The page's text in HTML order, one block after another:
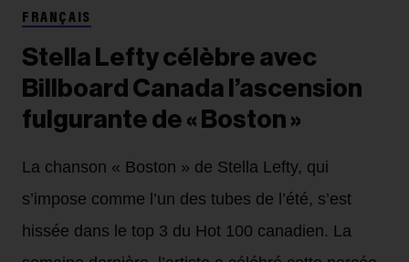
FRANÇAIS
Stella Lefty célèbre avec
Billboard Canada l’ascension
fulgurante de « Boston »
La chanson « Boston » de Stella Lefty, qui
s’impose comme l’un des tubes de l’été, s’est
hissée dans le top 3 du Hot 100 canadien. La